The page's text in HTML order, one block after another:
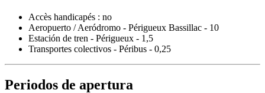
Accès handicapés : no
Aeropuerto / Aeródromo - Périgueux Bassillac - 10
Estación de tren - Périgueux - 1,5
Transportes colectivos - Péribus - 0,25
Periodos de apertura